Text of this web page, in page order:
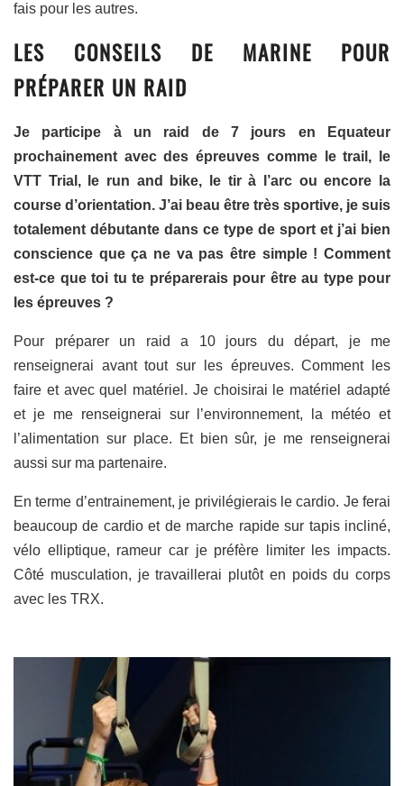
fais pour les autres.
LES CONSEILS DE MARINE POUR
PRÉPARER UN RAID
Je participe à un raid de 7 jours en Equateur
prochainement avec des épreuves comme le trail, le
VTT Trial, le run and bike, le tir à l’arc ou encore la
course d’orientation. J’ai beau être très sportive, je suis
totalement débutante dans ce type de sport et j’ai bien
conscience que ça ne va pas être simple ! Comment
est-ce que toi tu te préparerais pour être au type pour
les épreuves ?
Pour préparer un raid a 10 jours du départ, je me
renseignerai avant tout sur les épreuves. Comment les
faire et avec quel matériel. Je choisirai le matériel adapté
et je me renseignerai sur l’environnement, la météo et
l’alimentation sur place. Et bien sûr, je me renseignerai
aussi sur ma partenaire.
En terme d’entrainement, je privilégierais le cardio. Je ferai
beaucoup de cardio et de marche rapide sur tapis incliné,
vélo elliptique, rameur car je préfère limiter les impacts.
Côté musculation, je travaillerai plutôt en poids du corps
avec les TRX.